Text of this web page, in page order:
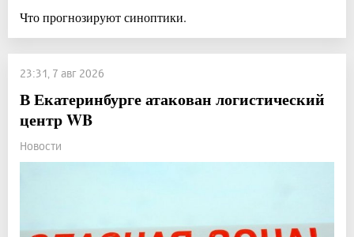
Что прогнозируют синоптики.
23:31, 7 авг 2026
В Екатеринбурге атакован логистический
центр WB
Новости